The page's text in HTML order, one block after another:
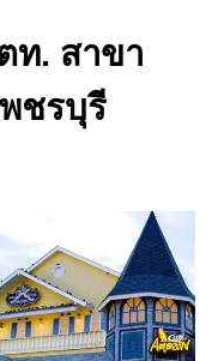
ท. สาขา
ชรบุรี